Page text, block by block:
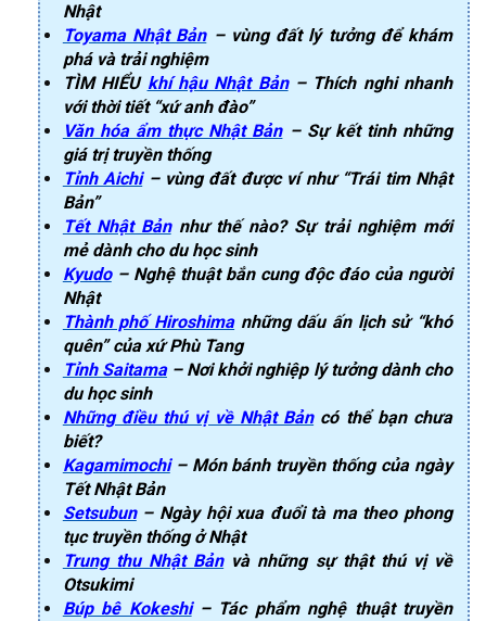
Nhật
Toyama Nhật Bản– vùng đất lý tưởng để khám
phá và trải nghiệm
TÌM HIỂU khí hậu Nhật Bản– Thích nghi nhanh
với thời tiết “xứ anh đào”
Văn hóa ẩm thực Nhật Bản– Sự kết tinh những
giá trị truyền thống
Tỉnh Aichi– vùng đất được ví như “Trái tim Nhật
Bản”
Tết Nhật Bảnnhư thế nào? Sự trải nghiệm mới
mẻ dành cho du học sinh
Kyudo– Nghệ thuật bắn cung độc đáo của người
Nhật
Thành phố Hiroshimanhững dấu ấn lịch sử “khó
quên” của xứ Phù Tang
Tỉnh Saitama– Nơi khởi nghiệp lý tưởng dành cho
du học sinh
Những điều thú vị về Nhật Bảncó thể bạn chưa
biết?
Kagamimochi– Món bánh truyền thống của ngày
Tết Nhật Bản
Setsubun– Ngày hội xua đuổi tà ma theo phong
tục truyền thống ở Nhật
Trung thu Nhật Bảnvà những sự thật thú vị về
Otsukimi
Búp bê Kokeshi– Tác phẩm nghệ thuật truyền